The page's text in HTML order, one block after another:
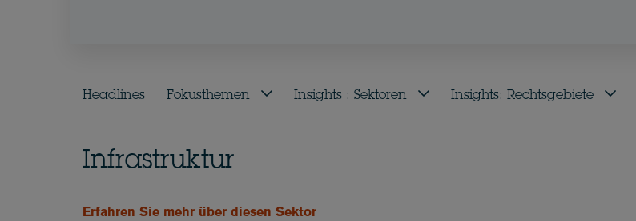
Headlines Fokusthemen Insights : Sektoren Insights: Rechtsgebiete
Infrastruktur
Erfahren Sie mehr über diesen Sektor